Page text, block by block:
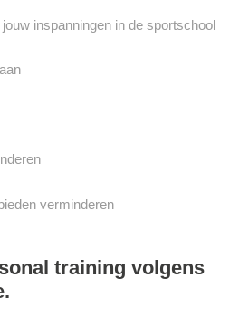
inspanningen in de sportschool
verminderen
training volgens